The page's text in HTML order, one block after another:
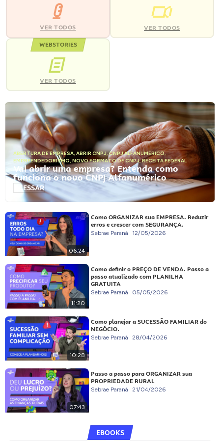
VER TODOS VER TODOS
WEBSTORIES
VER TODOS
ABERTURA DE EMPRESA, ABRIR CNPJ,CNPJ ALFANUMÉRICO,
EMPREENDEDORISMO, NOVO FORMATO DE CNPJ,RECEITA FEDERAL
Vai abrir uma empresa? Entenda como
funciona o novo CNPJ Alfanumérico
ACESSAR
06:24
Como ORGANIZAR sua EMPRESA. Reduzir
erros e crescer com SEGURANÇA.
Sebrae Paraná 12/05/2026
11:20
Como definir o PREÇO DE VENDA. Passo a
passo atualizado com PLANILHA
GRATUITA
Sebrae Paraná 05/05/2026
10:28
Como planejar a SUCESSÃO FAMILIAR do
NEGÓCIO.
Sebrae Paraná 28/04/2026
07:43
Passo a passo para ORGANIZAR sua
PROPRIEDADE RURAL
Sebrae Paraná 21/04/2026
EBOOKS